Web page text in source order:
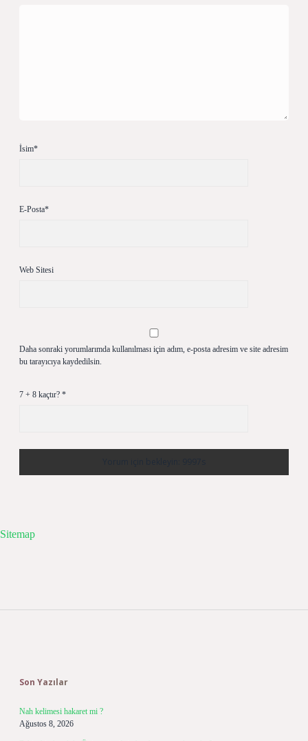
İsim*
E-Posta*
Web Sitesi
Daha sonraki yorumlarımda kullanılması için adım, e-posta adresim ve site adresim
bu tarayıcıya kaydedilsin.
7 + 8 kaçtır? *
Sitemap
Son Yazılar
Nah kelimesi hakaret mi ?
Ağustos 8, 2026